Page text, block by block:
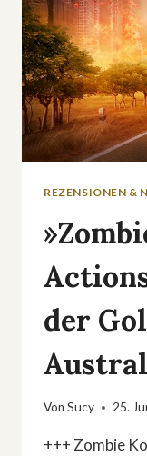
REZENSIONEN &
der
Von Sucy 25.
+++ Zombie